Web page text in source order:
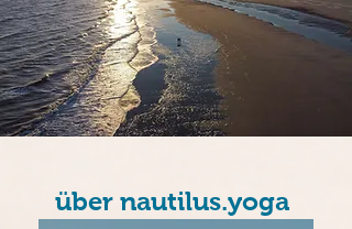
über nautilus.yoga